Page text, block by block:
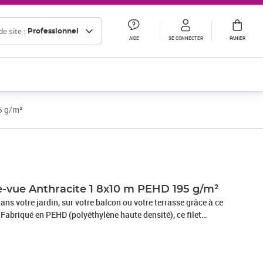
site : Professionnel
AIDE SE CONNECTER PANIER
g/m²
vue Anthracite 1 8x10 m PEHD 195 g/m²
votre jardin, sur votre balcon ou votre terrasse grâce à ce
en PEHD (polyéthylène haute densité), ce filet
résistant à la moisissure et aux UV. Grâce à la
découper le filet facilement à la taille souhaitée,